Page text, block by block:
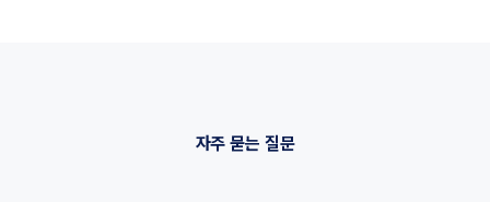
자주 묻는 질문